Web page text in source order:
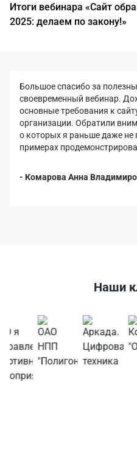
Итоги вебинара «Сайт
2025: делаем по закону!»
Большое спасибо за
своевременный вебинар.
основные требования к
организации. Обратили
о которых я раньше даже не
примерах
работы с обращениями.
- Комарова Анна
Наши